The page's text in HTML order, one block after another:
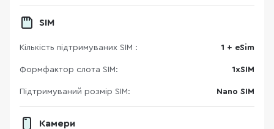
SIM
Кількість підтримуваних SIM : 1 + eSim
Формфактор слота SIM: 1xSIM
Підтримуваний розмір SIM: Nano SIM
Камери